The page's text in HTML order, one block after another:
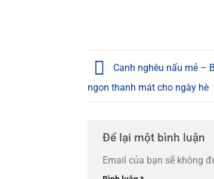
Canh nghêu nấu mẻ –
ngon thanh mát cho ngày hè
Để lại một bình luận
Email của bạn sẽ không